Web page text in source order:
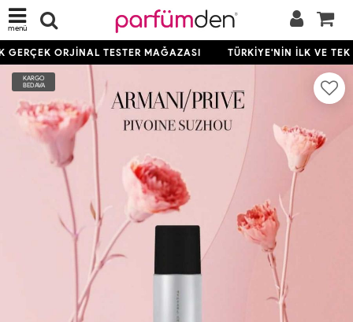
menü
ORJİNAL TESTER MAĞAZASI TÜRKİYE'NİN İLK VE
KARGO
BEDAVA